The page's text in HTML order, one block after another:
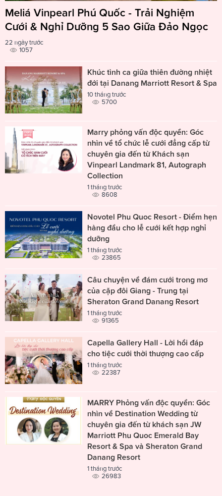
Meliá Vinpearl Phú Quốc - Trải Nghiệm
Cưới & Nghỉ Dưỡng 5 Sao Giữa Đảo Ngọc
22 ngày trước
1057
Khúc tình ca giữa thiên đường nhiệt
đới tại Danang Marriott Resort & Spa
10 tháng trước
5700
Marry phỏng vấn độc quyền: Góc
nhìn về tổ chức lễ cưới đẳng cấp từ
chuyên gia đến từ Khách sạn
Vinpearl Landmark 81, Autograph
Collection
1 tháng trước
8608
Novotel Phu Quoc Resort - Điểm hẹn
hàng đầu cho lễ cưới kết hợp nghỉ
dưỡng
1 tháng trước
23865
Câu chuyện về đám cưới trong mơ
của cặp đôi Giang - Trung tại
Sheraton Grand Danang Resort
1 tháng trước
91365
Capella Gallery Hall - Lời hồi đáp
cho tiệc cưới thời thượng cao cấp
1 tháng trước
22387
MARRY Phỏng vấn độc quyền: Góc
nhìn về Destination Wedding từ
chuyên gia đến từ khách sạn JW
Marriott Phu Quoc Emerald Bay
Resort & Spa và Sheraton Grand
Danang Resort
1 tháng trước
26983